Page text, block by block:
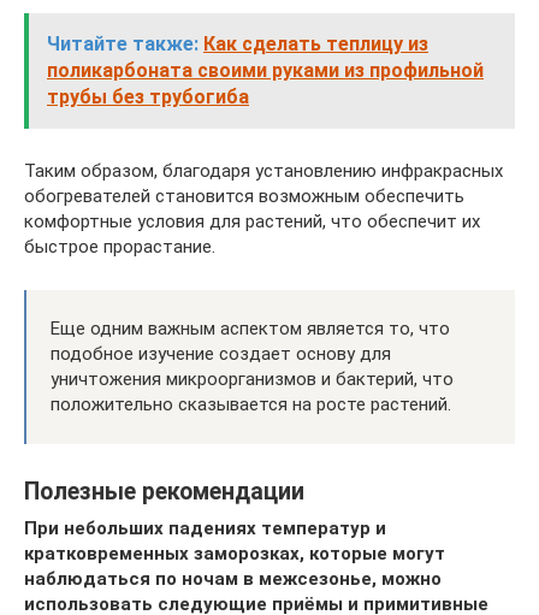
Читайте также: Как сделать теплицу из
поликарбоната своими руками из профильной
трубы без трубогиба
Таким образом, благодаря установлению инфракрасных
обогревателей становится возможным обеспечить
комфортные условия для растений, что обеспечит их
быстрое прорастание.
Еще одним важным аспектом является то, что
подобное изучение создает основу для
уничтожения микроорганизмов и бактерий, что
положительно сказывается на росте растений.
Полезные рекомендации
При небольших падениях температур и
кратковременных заморозках, которые могут
наблюдаться по ночам в межсезонье, можно
использовать следующие приёмы и примитивные